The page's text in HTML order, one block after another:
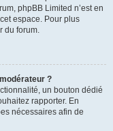
phpBB Limited n’est en
espace. Pour plus
du forum.
?
un bouton dédié
rapporter. En
nécessaires afin de